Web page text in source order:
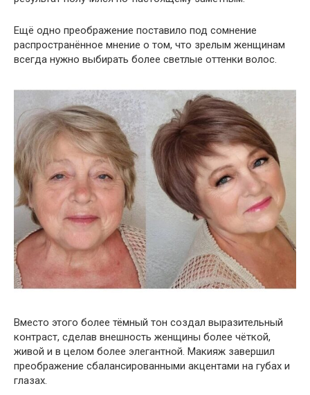
Ещё одно преображение поставило под сомнение
распространённое мнение о том, что зрелым женщинам
всегда нужно выбирать более светлые оттенки волос.
Вместо этого более тёмный тон создал выразительный
контраст, сделав внешность женщины более чёткой,
живой и в целом более элегантной. Макияж завершил
преображение сбалансированными акцентами на губах и
глазах.